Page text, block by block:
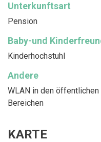
Unterkunftsart
Pension
Baby-und
Kinderhochstuhl
Andere
WLAN in den öffentlichen
Bereichen
KARTE